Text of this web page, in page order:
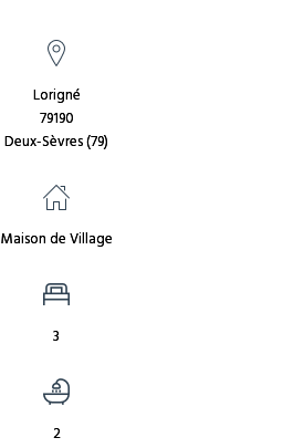
Lorigné
79190
Deux-Sèvres (79)
Maison de Village
3
2